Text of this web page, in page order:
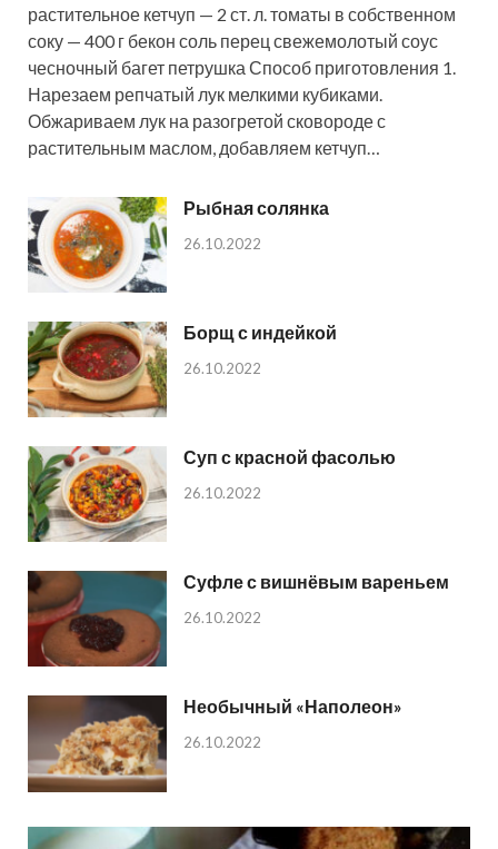
растительное кетчуп — 2 ст. л. томаты в собственном
соку — 400 г бекон соль перец свежемолотый соус
чесночный багет петрушка Способ приготовления 1.
Нарезаем репчатый лук мелкими кубиками.
Обжариваем лук на разогретой сковороде с
растительным маслом, добавляем кетчуп…
Рыбная солянка
26.10.2022
Борщ с индейкой
26.10.2022
Суп с красной фасолью
26.10.2022
Суфле с вишнёвым вареньем
26.10.2022
Необычный «Наполеон»
26.10.2022